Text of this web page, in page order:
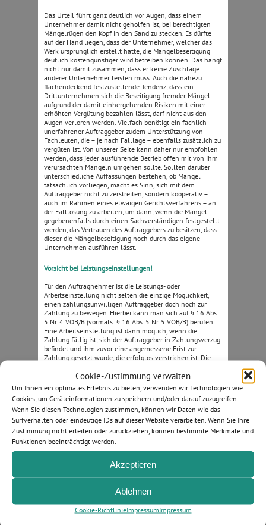
Cookie-Zustimmung verwalten
Um Ihnen ein optimales Erlebnis zu bieten, verwenden wir Technologien wie
Cookies, um Geräteinformationen zu speichern und/oder darauf zuzugreifen.
Wenn Sie diesen Technologien zustimmen, können wir Daten wie das
Surfverhalten oder eindeutige IDs auf dieser Website verarbeiten. Wenn Sie Ihre
Zustimmung nicht erteilen oder zurückziehen, können bestimmte Merkmale und
Funktionen beeinträchtigt werden.
Akzeptieren
Ablehnen
Cookie-RichtlinieImpressumImpressum
Das Urteil führt ganz deutlich vor Augen, dass einem
Unternehmer damit nicht geholfen ist, bei berechtigten
Mängelrügen den Kopf in den Sand zu stecken. Es dürfte
auf der Hand liegen, dass der Unternehmer, welcher das
Werk ursprünglich erstellt hatte, die Mängelbeseitigung
deutlich kostengünstiger wird betreiben können. Das hängt
nicht nur damit zusammen, dass er keine Zuschläge
anderer Unternehmer leisten muss. Auch die nahezu
flächendeckend festzustellende Tendenz, dass ein
Drittunternehmen sich die Beseitigung fremder Mängel
aufgrund der damit einhergehenden Risiken mit einer
erhöhten Vergütung bezahlen lässt, darf nicht aus den
Augen verloren werden. Vielfach benötigt ein fachlich
unerfahrener Auftraggeber zudem Unterstützung von
Fachleuten, die – je nach Falllage – ebenfalls zusätzlich zu
vergüten ist. Von unserer Seite kann daher nur empfohlen
werden, dass jeder ausführende Betrieb offen mit von ihm
verursachten Mängeln umgehen sollte. Sollten darüber
unterschiedliche Auffassungen bestehen, ob Mängel
tatsächlich vorliegen, macht es Sinn, sich mit dem
Auftraggeber nicht zu zerstreiten, sondern kooperativ –
auch im Rahmen eines etwaigen Gerichtsverfahrens – an
der Falllösung zu arbeiten, um dann, wenn die Mängel
gegebenenfalls durch einen Sachverständigen festgestellt
werden, das Vertrauen des Auftraggebers zu besitzen, dass
dieser die Mängelbeseitigung noch durch das eigene
Unternehmen ausführen lässt.
Vorsicht bei Leistungseinstellungen!
Für den Auftragnehmer ist die Leistungs- oder
Arbeitseinstellung nicht selten die einzige Möglichkeit,
einen zahlungsunwilligen Auftraggeber doch noch zur
Zahlung zu bewegen. Hierbei kann man sich auf § 16 Abs.
5 Nr. 4 VOB/B (vormals: § 16 Abs. 5 Nr. 5 VOB/B) berufen.
Eine Arbeitseinstellung ist dann möglich, wenn die
Zahlung fällig ist, sich der Auftraggeber in Zahlungsverzug
befindet und ihm zuvor eine angemessene Frist zur
Zahlung gesetzt wurde, die erfolglos verstrichen ist. Die
wohl überlegt werden. Nicht nur das Recht des
Auftraggebers, bereits bei Abschlagszahlungen im Falle
vorhandener Mängel regelmäßig das Doppelte der
voraussichtlichen Mängelbeseitigungskosten
zurückzuhalten (§ 641 Abs. 3 BGB), kann die Möglichkeit
der Einstellung zunichte machen. Der Bundesgerichtshof
hat mit Beschluss vom 23.08.2012 – VII ZR 192/10
nunmehr die Nichtzulassungsbeschwerde gegen ein Urteil
des Oberlandesgerichts Saarbrücken vom 13.10.2010 – 1
Arbeitseinstellung trotz Vorlage der formellen
Der Auftragnehmer des dortigen Falls hatte seine Arbeiten
eingestellt, nachdem der Auftraggeber eine Kürzung der
Abschlagsrechnung in geringer Höhe (dort: ca. 1,5% des